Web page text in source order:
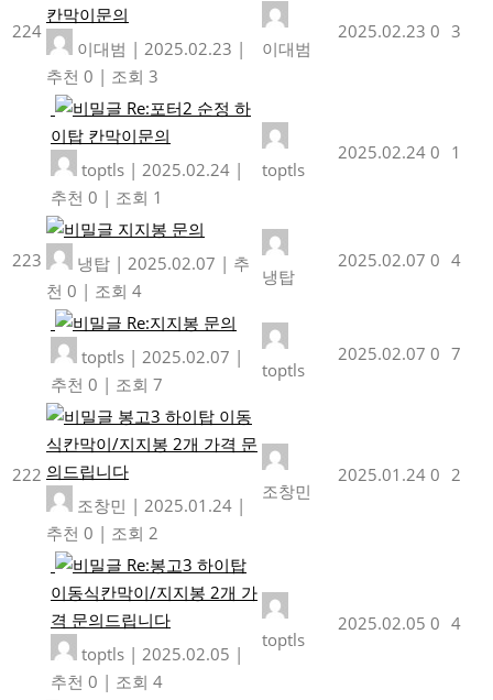
224
칸막이문의
이대범 | 2025.02.23 |
추천 0 | 조회 3
이대범
2025.02.23 0 3
Re:포터2 순정 하
이탑 칸막이문의
toptls | 2025.02.24 |
추천 0 | 조회 1
toptls
2025.02.24 0 1
223
지지봉 문의
냉탑 | 2025.02.07 | 추
천 0 | 조회 4
냉탑
2025.02.07 0 4
Re:지지봉 문의
toptls | 2025.02.07 |
추천 0 | 조회 7
toptls
2025.02.07 0 7
222
봉고3 하이탑 이동
식칸막이/지지봉 2개 가격 문
의드립니다
조창민 | 2025.01.24 |
추천 0 | 조회 2
조창민
2025.01.24 0 2
Re:봉고3 하이탑
이동식칸막이/지지봉 2개 가
격 문의드립니다
toptls | 2025.02.05 |
추천 0 | 조회 4
toptls
2025.02.05 0 4